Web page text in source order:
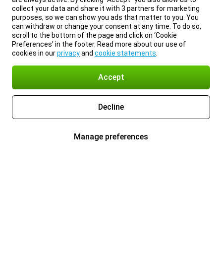
collect your data and share it with 3 partners for marketing
purposes, so we can show you ads that matter to you. You
can withdraw or change your consent at any time. To do so,
scroll to the bottom of the page and click on ‘Cookie
Preferences’ in the footer. Read more about our use of
cookies in ourprivacyand cookie statements
Accept
Decline
Manage preferences